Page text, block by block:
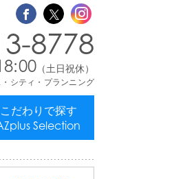
こだわりで探す
Selection
8778
（土日祝休）
シティ・プランニング